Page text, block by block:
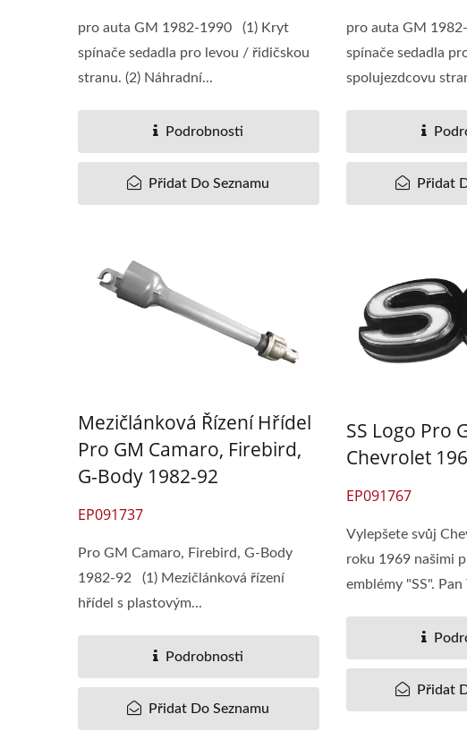
pro auta GM 1982-1990 (1) Kryt
spínače sedadla pro levou / řidičskou
stranu. (2) Náhradní...
Podrobnosti
Přidat Do Seznamu
pro auta GM
spínače sedadla
spolujezdcovu
Přidat
Mezičlánková Řízení Hřídel
Pro GM Camaro, Firebird,
G-Body 1982-92
EP091737
Pro GM Camaro, Firebird, G-Body
1982-92 (1) Mezičlánková řízení
hřídel s plastovým...
Podrobnosti
Přidat Do Seznamu
SS Logo Pro
Chevrolet
EP091767
Vylepšete svůj
roku 1969 našimi
emblémy "SS". Pan
Přidat
Okno Regulátor BT-50 /
Ranger 2006-11
Závodní